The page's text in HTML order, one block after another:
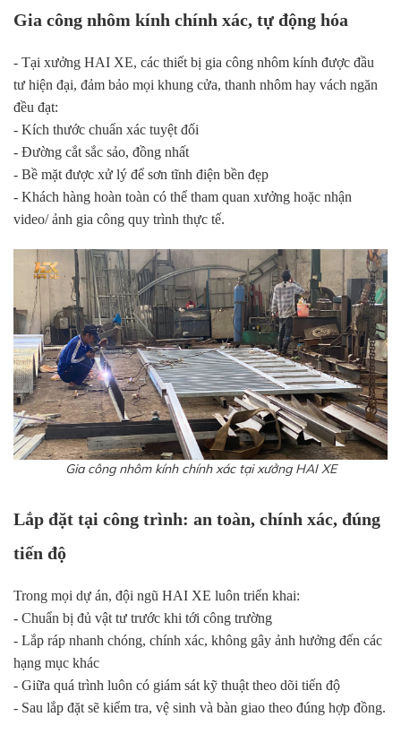
Gia công nhôm kính chính xác, tự động hóa
- Tại xưởng HAI XE, các thiết bị gia công nhôm kính được đầu
tư hiện đại, đảm bảo mọi khung cửa, thanh nhôm hay vách ngăn
đều đạt:
- Kích thước chuẩn xác tuyệt đối
- Đường cắt sắc sảo, đồng nhất
- Bề mặt được xử lý để sơn tĩnh điện bền đẹp
- Khách hàng hoàn toàn có thể tham quan xưởng hoặc nhận
video/ ảnh gia công quy trình thực tế.
Gia công nhôm kính chính xác tại xưởng HAI XE
Lắp đặt tại công trình: an toàn, chính xác, đúng
tiến độ
Trong mọi dự án, đội ngũ HAI XE luôn triển khai:
- Chuẩn bị đủ vật tư trước khi tới công trường
- Lắp ráp nhanh chóng, chính xác, không gây ảnh hưởng đến các
hạng mục khác
- Giữa quá trình luôn có giám sát kỹ thuật theo dõi tiến độ
- Sau lắp đặt sẽ kiểm tra, vệ sinh và bàn giao theo đúng hợp đồng.